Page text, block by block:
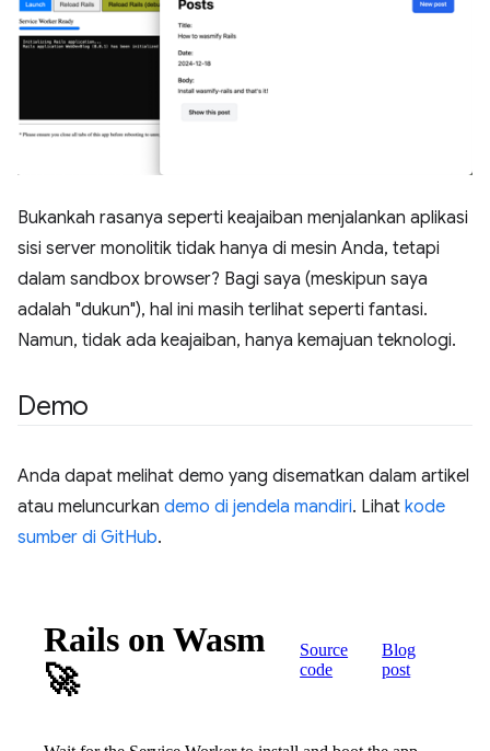
Bukankah rasanya seperti keajaiban menjalankan aplikasi
sisi server monolitik tidak hanya di mesin Anda, tetapi
dalam sandbox browser? Bagi saya (meskipun saya
adalah "dukun"), hal ini masih terlihat seperti fantasi.
Namun, tidak ada keajaiban, hanya kemajuan teknologi.
Demo
Anda dapat melihat demo yang disematkan dalam artikel
atau meluncurkan demo di jendela mandiri. Lihat kode
sumber di GitHub.